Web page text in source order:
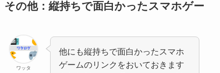
その他：縦持ちで面白かったスマホゲー
ワッタ
他にも縦持ちで面白かったスマホ
ゲームのリンクをおいておきます